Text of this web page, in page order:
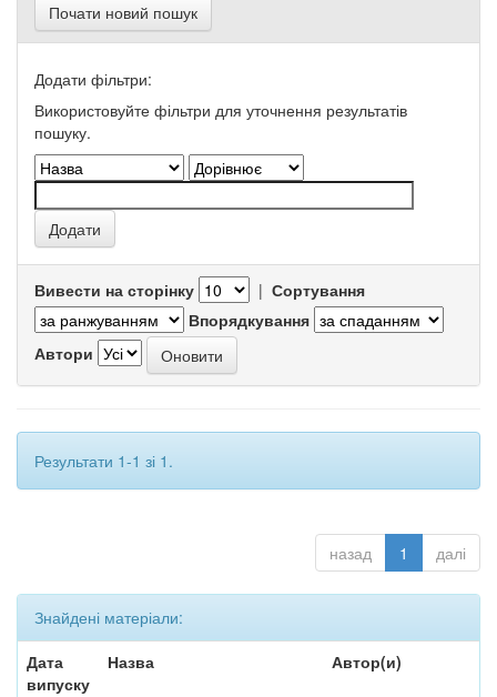
Почати новий пошук
Додати фільтри:
Використовуйте фільтри для уточнення результатів
пошуку.
Вивести на сторінку | Сортування
Впорядкування
Автори
Результати 1-1 зі 1.
назад 1 далі
Знайдені матеріали:
Дата
випуску
Назва Автор(и)